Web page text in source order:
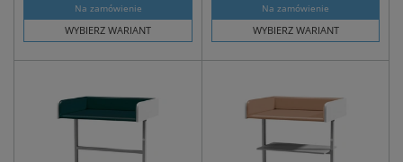
Na zamówienie
WYBIERZ WARIANT
Na zamówienie
WYBIERZ WARIANT